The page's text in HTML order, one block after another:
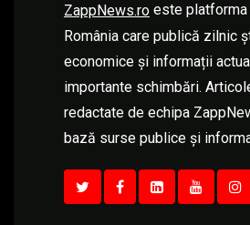
ZappNews.ro este platforma
România care publică zilnic
economice și informații
importante schimbări.
redactate de echipa
bază surse publice și